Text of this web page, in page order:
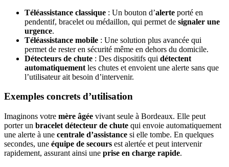
Téléassistance classique : Un bouton d’alerte porté en
pendentif, bracelet ou médaillon, qui permet de signaler une
urgence.
Téléassistance mobile : Une solution plus avancée qui
permet de rester en sécurité même en dehors du domicile.
Détecteurs de chute : Des dispositifs qui détectent
automatiquement les chutes et envoient une alerte sans que
l’utilisateur ait besoin d’intervenir.
Exemples concrets d’utilisation
Imaginons votre mère âgée vivant seule à Bordeaux. Elle peut
porter un bracelet détecteur de chute qui envoie automatiquement
une alerte à une centrale d’assistance si elle tombe. En quelques
secondes, une équipe de secours est alertée et peut intervenir
rapidement, assurant ainsi une prise en charge rapide.